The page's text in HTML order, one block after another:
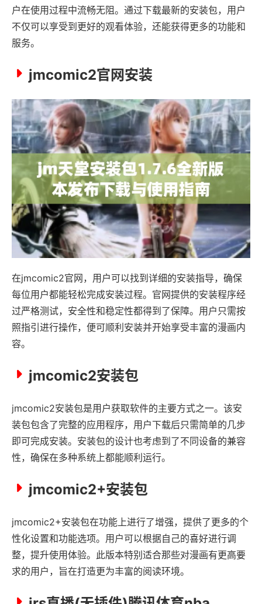
户在使用过程中流畅无阻。通过下载最新的安装包，用户
不仅可以享受到更好的观看体验，还能获得更多的功能和
服务。
jmcomic2官网安装
在jmcomic2官网，用户可以找到详细的安装指导，确保
每位用户都能轻松完成安装过程。官网提供的安装程序经
过严格测试，安全性和稳定性都得到了保障。用户只需按
照指引进行操作，便可顺利安装并开始享受丰富的漫画内
容。
jmcomic2安装包
jmcomic2安装包是用户获取软件的主要方式之一。该安
装包包含了完整的应用程序，用户下载后只需简单的几步
即可完成安装。安装包的设计也考虑到了不同设备的兼容
性，确保在多种系统上都能顺利运行。
jmcomic2+安装包
jmcomic2+安装包在功能上进行了增强，提供了更多的个
性化设置和功能选项。用户可以根据自己的喜好进行调
整，提升使用体验。此版本特别适合那些对漫画有更高要
求的用户，旨在打造更为丰富的阅读环境。